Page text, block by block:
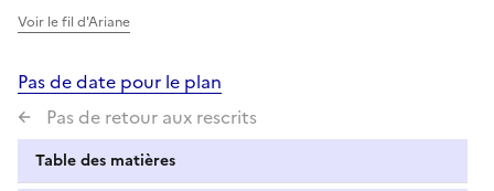
Voir le fil d'Ariane
Pas de date pour le plan
Pas de retour aux rescrits
Table des matières